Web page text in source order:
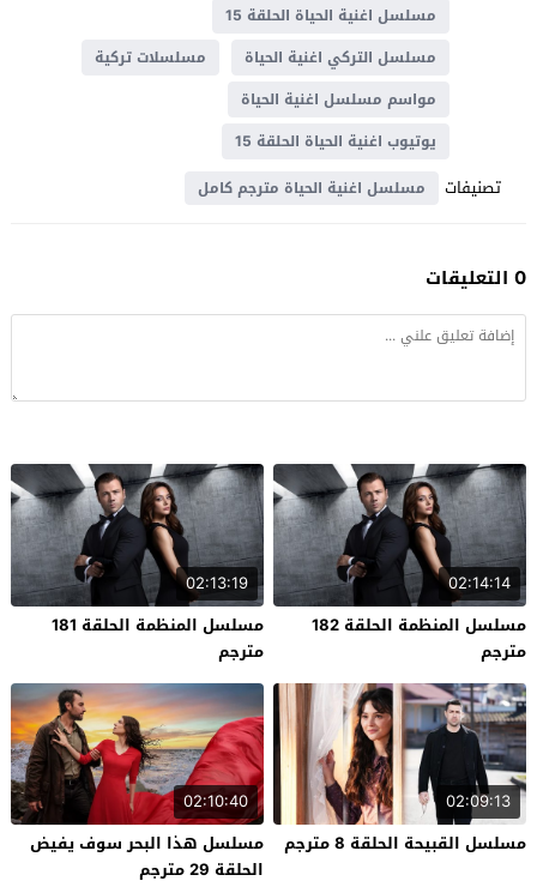
مسلسل اغنية الحياة الحلقة 15
مسلسل التركي اغنية الحياة
مسلسلات تركية
مواسم مسلسل اغنية الحياة
يوتيوب اغنية الحياة الحلقة 15
تصنيفات مسلسل اغنية الحياة مترجم كامل
0 التعليقات
02:14:14
مسلسل المنظمة الحلقة 182
مترجم
02:13:19
مسلسل المنظمة الحلقة 181
مترجم
02:09:13
مسلسل القبيحة الحلقة 8 مترجم
02:10:40
مسلسل هذا البحر سوف يفيض
الحلقة 29 مترجم